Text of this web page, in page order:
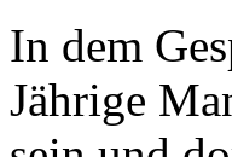
In dem
Jährige